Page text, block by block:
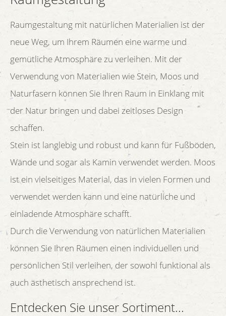
Raumgestaltung mit natürlichen Materialien ist der
neue Weg, um Ihrem Räumen eine warme und
gemütliche Atmosphäre zu verleihen. Mit der
Verwendung von Materialien wie Stein, Moos und
Naturfasern können Sie Ihren Raum in Einklang mit
der Natur bringen und dabei zeitloses Design
schaffen.
Stein ist langlebig und robust und kann für Fußböden,
Wände und sogar als Kamin verwendet werden. Moos
ist ein vielseitiges Material, das in vielen Formen und
verwendet werden kann und eine natürliche und
einladende Atmosphäre schafft.
Durch die Verwendung von natürlichen Materialien
können Sie Ihren Räumen einen individuellen und
persönlichen Stil verleihen, der sowohl funktional als
auch ästhetisch ansprechend ist.
Entdecken Sie unser Sortiment...